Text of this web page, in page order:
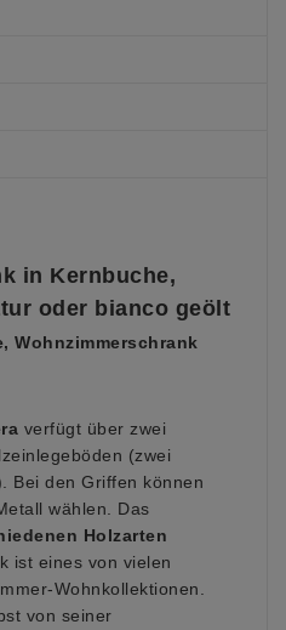
in Kernbuche,
oder bianco geölt
Wohnzimmerschrank
verfügt über zwei
(zwei
Bei den Griffen können
wählen. Das
Holzarten
ist eines von vielen
Wohnkollektionen.
von seiner